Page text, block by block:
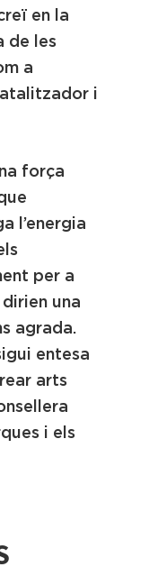
en la
de les
a
i
força
l’energia
per a
una
agrada.
entesa
arts
i els